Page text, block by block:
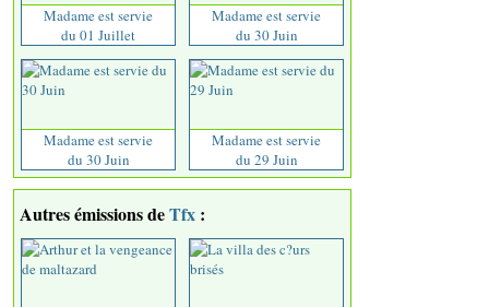
Madame est servie
du 01 Juillet
Madame est servie
du 30 Juin
Madame est servie
du 30 Juin
Madame est servie
du 29 Juin
Autres émissions deTfx :